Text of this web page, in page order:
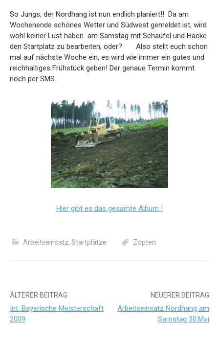
So Jungs, der Nordhang ist nun endlich planiert!! Da am
Wochenende schönes Wetter und Südwest gemeldet ist, wird
wohl keiner Lust haben am Samstag mit Schaufel und Hacke
den Startplatz zu bearbeiten, oder? Also stellt euch schon
mal auf nächste Woche ein, es wird wie immer ein gutes und
reichhaltiges Frühstück geben! Der genaue Termin kommt
noch per SMS.
Hier gibt es das gesamte Album !
Arbeitseinsatz, Startplätze Zopten
Beitrags-
Navigation
ÄLTERER BEITRAG
Int. Bayerische Meisterschaft
2009
NEUERER BEITRAG
Arbeitseinsatz Nordhang am
Samstag 30.Mai